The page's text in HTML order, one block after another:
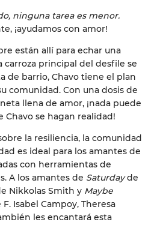
ninguna tarea es menor.
¡ayudamos con amor!
están allí para echar una
carroza principal del desfile se
de barrio, Chavo tiene el plan
comunidad. Con una dosis de
llena de amor, ¡nada puede
Chavo se hagan realidad!
la resiliencia, la comunidad
es ideal para los amantes de
con herramientas de
A los amantes de Saturdayde
Nikkolas Smith y Maybe
Isabel Campoy, Theresa
les encantará esta